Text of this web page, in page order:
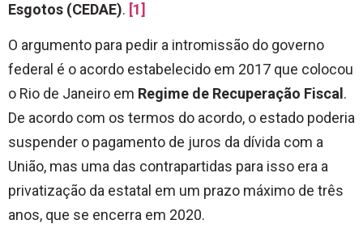
Esgotos (CEDAE). [1]
O argumento para pedir a intromissão do governo
federal é o acordo estabelecido em 2017 que colocou
o Rio de Janeiro em Regime de Recuperação Fiscal .
De acordo com os termos do acordo, o estado poderia
suspender o pagamento de juros da dívida com a
União, mas uma das contrapartidas para isso era a
privatização da estatal em um prazo máximo de três
anos, que se encerra em 2020.